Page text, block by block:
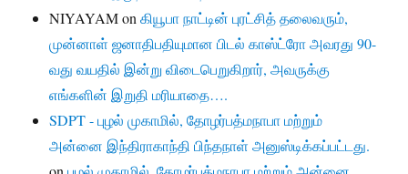
NIYAYAMonகியூபா நாட்டின் புரட்சித் தலைவரும்,
முன்னாள் ஜனாதிபதியுமான பிடல் காஸ்ட்ரோ அவரது 90-
வது வயதில் இன்று விடைபெறுகிறார், அவருக்கு
எங்களின் இறுதி மரியாதை….
SDPT - புழல் முகாமில், தோழர்பத்மநாபா மற்றும்
அன்னை இந்திராகாந்தி பிந்தநாள் அனுஸ்டிக்கப்பட்டது.